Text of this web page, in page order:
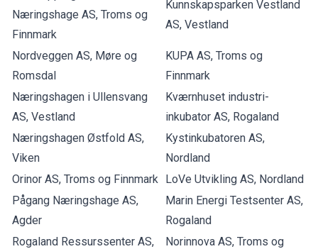
Næringshage AS, Troms og
Finnmark
Kunnskapsparken Vestland
AS, Vestland
Nordveggen AS, Møre og
Romsdal
KUPA AS, Troms og
Finnmark
Næringshagen i Ullensvang
AS, Vestland
Kværnhuset industri-
inkubator AS, Rogaland
Næringshagen Østfold AS,
Viken
Kystinkubatoren AS,
Nordland
Orinor AS, Troms og Finnmark
LoVe Utvikling AS, Nordland
Pågang Næringshage AS,
Agder
Marin Energi Testsenter AS,
Rogaland
Rogaland Ressurssenter AS,
Norinnova AS, Troms og